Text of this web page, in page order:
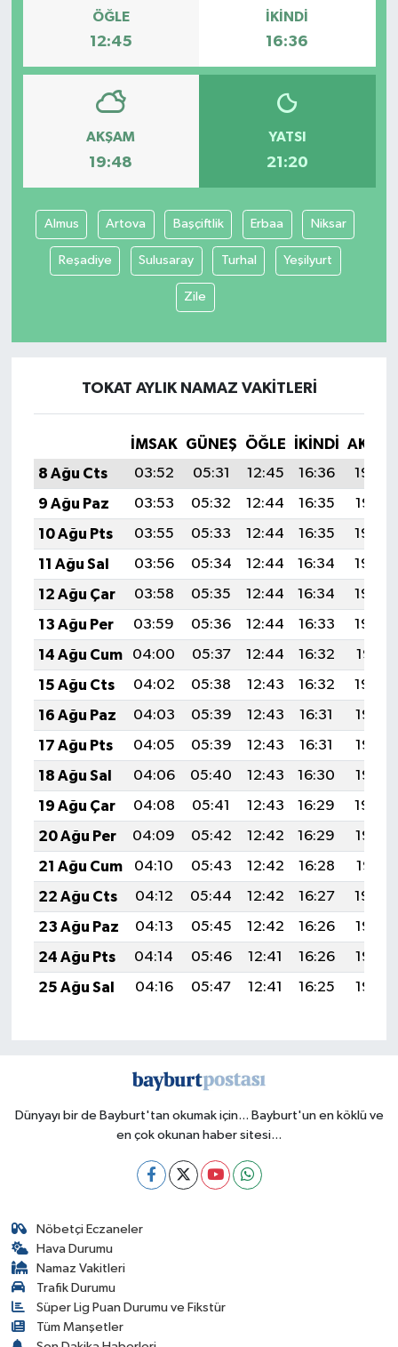
ÖĞLE
12:45
İKINDI
16:36
AKŞAM
19:48
YATSI
21:20
Almus Artova Başçiftlik Erbaa Niksar
Reşadiye Sulusaray Turhal Yeşilyurt
Zile
TOKAT AYLIK NAMAZ VAKITLERI
İMSAK GÜNEŞ ÖĞLE İKINDI
8 Ağu Cts
03:52 05:31 12:45 16:36
19:48
9 Ağu Paz
03:53 05:32 12:44 16:35
19:47
10 Ağu Pts
03:55 05:33 12:44 16:35
19:46
11 Ağu Sal
03:56 05:34 12:44 16:34
19:45
12 Ağu Çar
03:58 05:35 12:44 16:34
19:43
13 Ağu Per
03:59 05:36 12:44 16:33
19:42
14 Ağu Cum
04:00 05:37 12:44 16:32
19:41
15 Ağu Cts
04:02 05:38 12:43 16:32
19:39
16 Ağu Paz
04:03 05:39 12:43 16:31
19:38
17 Ağu Pts
04:05 05:39 12:43 16:31
19:37
18 Ağu Sal
04:06 05:40 12:43 16:30
19:35
19 Ağu Çar
04:08 05:41 12:43 16:29
19:34
20 Ağu Per
04:09 05:42 12:42 16:29
19:32
21 Ağu Cum
04:10 05:43 12:42 16:28
19:31
22 Ağu Cts
04:12 05:44 12:42 16:27
19:29
23 Ağu Paz
04:13 05:45 12:42 16:26
19:28
24 Ağu Pts
04:14 05:46 12:41 16:26
19:26
25 Ağu Sal
04:16 05:47 12:41 16:25 19:25
Dünyayı bir de Bayburt'tan okumak için... Bayburt'un en köklü ve
en çok okunan haber sitesi...
Nöbetçi Eczaneler
Hava Durumu
Namaz Vakitleri
Trafik Durumu
Süper Lig Puan Durumu ve Fikstür
Tüm Manşetler